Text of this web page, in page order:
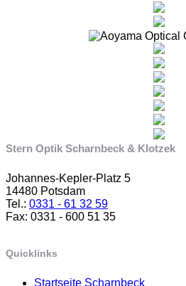
Stern Optik Scharnbeck & Klotzek
Johannes-Kepler-Platz 5
14480 Potsdam
Tel.: 0331 - 61 32 59
Fax: 0331 - 600 51 35
Quicklinks
Startseite Scharnbeck